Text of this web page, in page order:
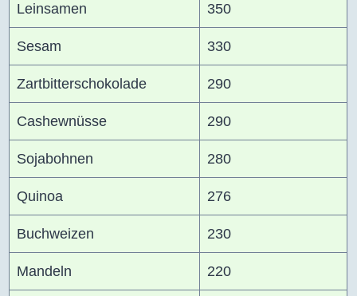
Leinsamen 350
Sesam 330
Zartbitterschokolade 290
Cashewnüsse 290
Sojabohnen 280
Quinoa 276
Buchweizen 230
Mandeln 220